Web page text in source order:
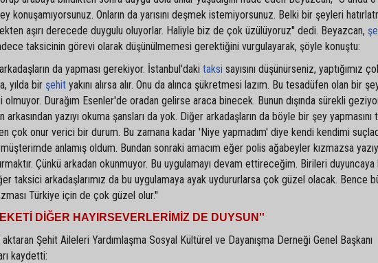
konuşamıyorsunuz. Onların da yarısını deşmek istemiyorsunuz. Belki bir şeyleri
aşırı derecede duygulu oluyorlar. Haliyle biz de çok üzülüyoruz'' dedi. Beyazcan,
taksicinin görevi olarak düşünülmemesi gerektiğini vurgulayarak, şöyle konuştu:
da yapması gerekiyor. İstanbul'daki taksi sayısını düşünürseniz, yaptığımız
yılda bir şehit yakını alırsa alır. Onu da alınca şükretmesi lazım. Bu tesadüfen olan bir
Durağım Esenler'de oradan gelirse araca binecek. Bunun dışında sürekli
arkasından yazıyı okuma şansları da yok. Diğer arkadaşların da böyle bir şey yapmasını
çok onur verici bir durum. Bu zamana kadar 'Niye yapmadım' diye kendi kendimi
anlamış oldum. Bundan sonraki amacım eğer polis ağabeyler kızmazsa
Çünkü arkadan okunmuyor. Bu uygulamayı devam ettireceğim. Birileri duyuncaya
taksici arkadaşlarımız da bu uygulamaya ayak uydururlarsa çok güzel olacak. Bence
Türkiye için de çok güzel olur.''
DİĞER HAYIRSEVERLERİMİZ DE DUYSUN''
Şehit Aileleri Yardımlaşma Sosyal Kültürel ve Dayanışma Derneği Genel Başkanı
kaydetti: